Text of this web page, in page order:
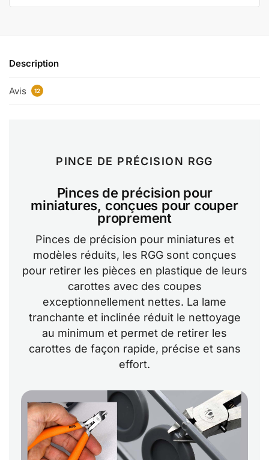
Description
Avis 12
PINCE DE PRÉCISION RGG
Pinces de précision pour
miniatures, conçues pour couper
proprement
Pinces de précision pour miniatures et
modèles réduits, les RGG sont conçues
pour retirer les pièces en plastique de leurs
carottes avec des coupes
exceptionnellement nettes. La lame
tranchante et inclinée réduit le nettoyage
au minimum et permet de retirer les
carottes de façon rapide, précise et sans
effort.